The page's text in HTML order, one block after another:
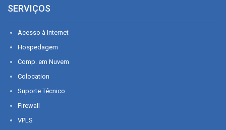
SERVIÇOS
Acesso à Internet
Hospedagem
Comp. em Nuvem
Colocation
Suporte Técnico
Firewall
VPLS